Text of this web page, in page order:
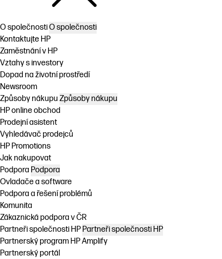
O společnostiO společnosti
Kontaktujte HP
Zaměstnání v HP
Vztahy s investory
Dopad na životní prostředí
Newsroom
Způsoby nákupu Způsoby nákupu
HP online obchod
Prodejní asistent
Vyhledávač prodejců
HP Promotions
Jak nakupovat
Podpora Podpora
Ovladače a software
Podpora a řešení problémů
Komunita
Zákaznická podpora v ČR
Partneři společnosti HP Partneři společnosti HP
Partnerský program HP Amplify
Partnerský portál